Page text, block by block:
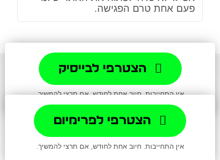
פעם אחת טרם הפגישה.
הצטרפי לבייסיק
אין התחייבות. חיוב אחת לחודש, אם תרצי להמשיך.
הצטרפי לפרימיום
אין התחייבות. חיוב אחת לחודש, אם תרצי להמשיך.